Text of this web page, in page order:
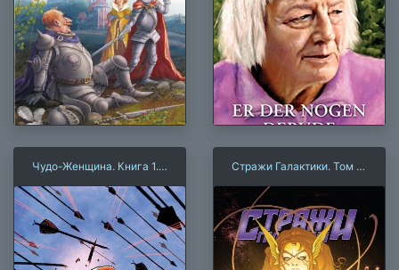
Чудо-Женщина. Книга 1.
Стражи Галактики. Том 2.